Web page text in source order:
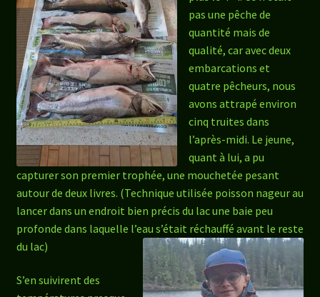
pas une pêche de
quantité mais de
qualité, car avec deux
embarcations et
quatre pêcheurs, nous
avons attrapé environ
cinq truites dans
l’après-midi. Le jeune,
quant à lui, a pu
capturer son premier trophée, une mouchetée pesant
autour de deux livres. (Technique utilisée poisson nageur au
lancer dans un endroit bien précis du lac une baie peu
profonde dans laquelle l’eau s’était réchauffé avant le reste
du lac)
S’en suivirent des